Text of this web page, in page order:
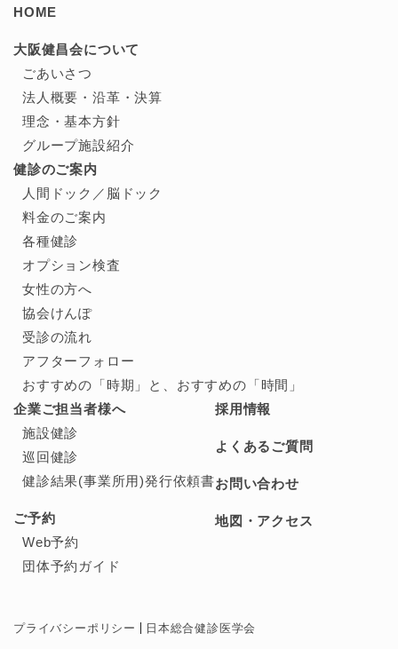
HOME
大阪健昌会について
ごあいさつ
法人概要・沿革・決算
理念・基本方針
グループ施設紹介
健診のご案内
人間ドック／ 脳ドック
料金のご案内
各種健診
オプション検査
女性の方へ
協会けんぽ
受診の流れ
アフターフォロー
おすすめの「時期」と、 おすすめの「時間」
企業ご担当者様へ
施設健診
巡回健診
健診結果(事業所用)発行依頼書
ご予約
Web予約
団体予約ガイド
採用情報
よくあるご質問
お問い合わせ
地図・アクセス
プライバシーポリシー 日本総合健診医学会